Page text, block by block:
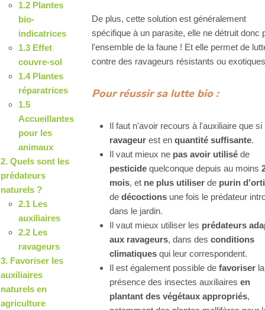
1.2 Plantes
bio-
indicatrices
1.3 Effet
couvre-sol
1.4 Plantes
réparatrices
1.5
Accueillantes
pour les
animaux
2. Quels sont les
prédateurs
naturels ?
2.1 Les
auxiliaires
2.2 Les
ravageurs
3. Favoriser les
auxiliaires
naturels en
agriculture
De plus, cette solution est généralement
spécifique à un parasite, elle ne détruit donc
l'ensemble de la faune ! Et elle permet de
contre des ravageurs résistants ou
Pour réussir sa lutte bio :
Il faut n'avoir recours à l'auxiliaire que si
ravageur est en quantité suffisante.
Il vaut mieux ne pas avoir utilisé de
pesticide quelconque depuis au moins
mois, et ne plus utiliser de purin
de décoctions une fois le prédateur
dans le jardin.
Il vaut mieux utiliser les prédateurs
aux ravageurs, dans des conditions
climatiques qui leur correspondent.
Il est également possible de favoriser la
présence des insectes auxiliaires en
plantant des végétaux appropriés,